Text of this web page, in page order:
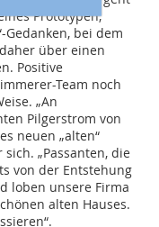
Prototypen,
Gedanken, bei dem
über einen
Positive
Team noch
„An
Pilgerstrom von
neuen „alten“
„Passanten, die
von der Entstehung
loben unsere Firma
alten Hauses.